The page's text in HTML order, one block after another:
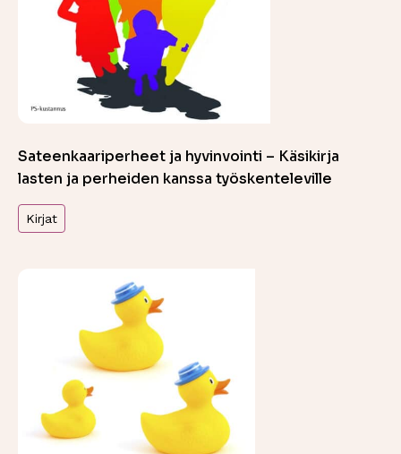
Sateenkaariperheet ja hyvinvointi – Käsikirja
lasten ja perheiden kanssa työskenteleville
Kirjat